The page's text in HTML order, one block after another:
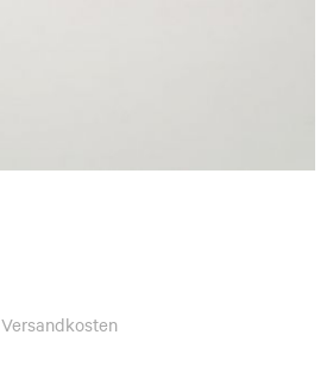
Versandkosten